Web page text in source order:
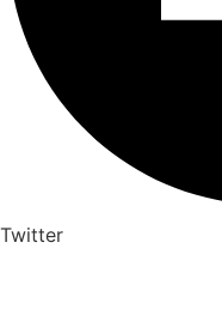
Twitter